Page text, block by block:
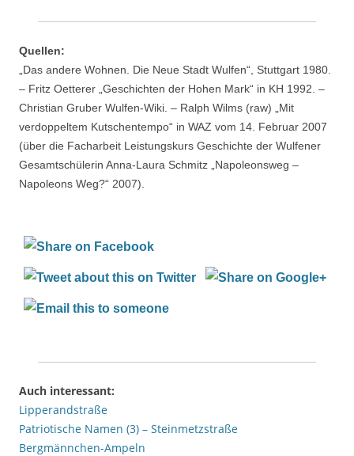
Quellen:
„Das andere Wohnen. Die Neue Stadt Wulfen“, Stuttgart 1980.
– Fritz Oetterer „Geschichten der Hohen Mark“ in KH 1992. –
Christian Gruber Wulfen-Wiki. – Ralph Wilms (raw) „Mit
verdoppeltem Kutschentempo“ in WAZ vom 14. Februar 2007
(über die Facharbeit Leistungskurs Geschichte der Wulfener
Gesamtschülerin Anna-Laura Schmitz „Napoleonsweg –
Napoleons Weg?“ 2007).
Auch interessant:
Lipperandstraße
Patriotische Namen (3) – Steinmetzstraße
Bergmännchen-Ampeln